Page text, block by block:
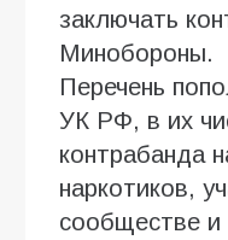
заключать
Минобороны.
Перечень
УК РФ, в их
контрабанда
наркотиков,
сообществе и